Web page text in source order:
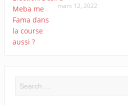
mars 12, 2022